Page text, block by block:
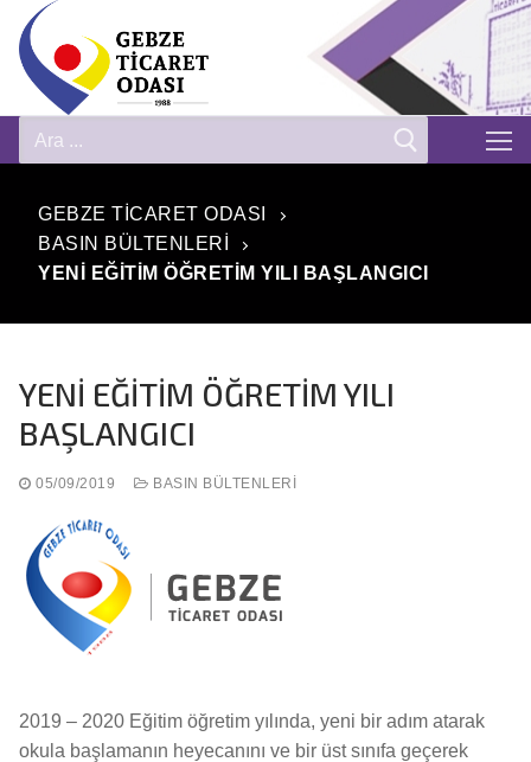
GEBZE TICARET ODASI
BASIN BÜLTENLERI
YENİ EĞİTİM ÖĞRETİM YILI BAŞLANGICI
YENİ EĞİTİM ÖĞRETİM YILI
BAŞLANGICI
05/09/2019 BASIN BÜLTENLERI
2019 – 2020 Eğitim öğretim yılında, yeni bir adım atarak
okula başlamanın heyecanını ve bir üst sınıfa geçerek